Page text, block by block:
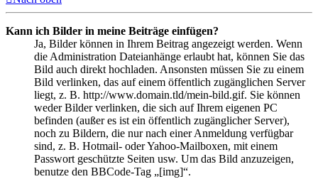
Kann ich Bilder in meine Beiträge einfügen?
Ja, Bilder können in Ihrem Beitrag angezeigt werden. Wenn
die Administration Dateianhänge erlaubt hat, können Sie das
Bild auch direkt hochladen. Ansonsten müssen Sie zu einem
Bild verlinken, das auf einem öffentlich zugänglichen Server
liegt, z. B. http://www.domain.tld/mein-bild.gif. Sie können
weder Bilder verlinken, die sich auf Ihrem eigenen PC
befinden (außer es ist ein öffentlich zugänglicher Server),
noch zu Bildern, die nur nach einer Anmeldung verfügbar
sind, z. B. Hotmail- oder Yahoo-Mailboxen, mit einem
Passwort geschützte Seiten usw. Um das Bild anzuzeigen,
benutze den BBCode-Tag „[img]“.